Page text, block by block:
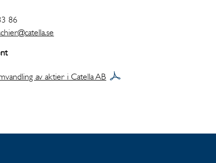
86
av aktier i Catella AB